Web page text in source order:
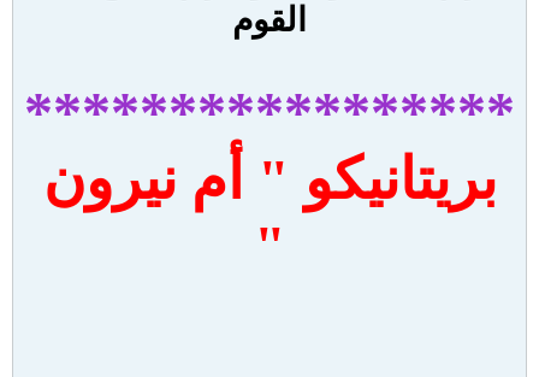
القوم
*****************
بريتانيكو " أم نيرون
"